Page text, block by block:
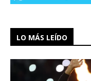
LO MÁS LEÍDO